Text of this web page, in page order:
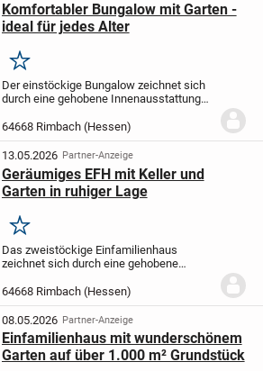
Komfortabler Bungalow mit Garten -
ideal für jedes Alter
Merken
Der einstöckige Bungalow zeichnet sich
durch eine gehobene Innenausstattung
Erstbezug. Zu dem Objekt zählt neben vier
hübschen Zimmern auch ein separates...
64668 Rimbach (Hessen)
13.05.2026 Partner-Anzeige
Geräumiges EFH mit Keller und
Garten in ruhiger Lage
Merken
Das zweistöckige Einfamilienhaus
zeichnet sich durch eine gehobene
hierbei um einen Erstbezug. Zu der
Immobilie zählt neben vier einladenden
Zimmern auch ein...
64668 Rimbach (Hessen)
08.05.2026 Partner-Anzeige
Einfamilienhaus mit wunderschönem
Garten auf über 1.000 m² Grundstück